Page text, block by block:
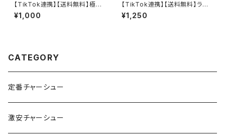
【TikTok連携】【送料無料】極太
焼きそば 4食セット もちもち 麺
とソース 常温保存可 賞味期限5
¥1,000
【TikTok連携】【送料無料】ラー
メン背脂 8個入 常温保存可能
賞味期限1年 国産豚 ラーメン二
¥1,250
CATEGORY
定番チャーシュー
激安チャーシュー